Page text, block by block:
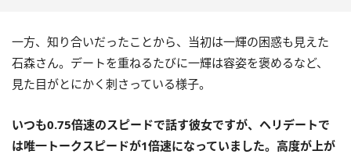
一方、知り合いだったことから、当初は一輝の困惑も見えた
石森さん。デートを重ねるたびに一輝は容姿を褒めるなど、
見た目がとにかく刺さっている様子。
いつも0.75倍速のスピードで話す彼女ですが、ヘリデートで
は唯一トークスピードが1倍速になっていました。高度が上が